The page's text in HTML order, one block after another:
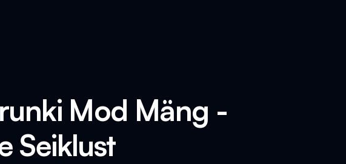
Mod Mäng -
Seiklust